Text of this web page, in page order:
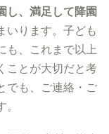
し、満足して降園
いります。子ども
も、これまで以上
ことが大切だと考
でも、ご連絡・ご